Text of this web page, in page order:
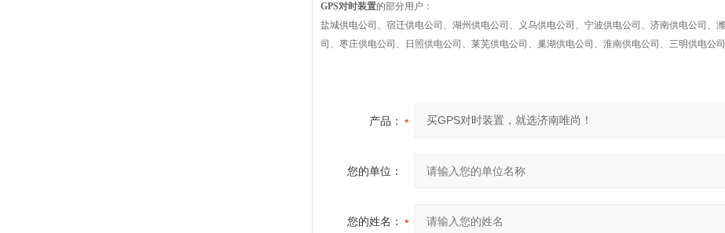
GPS对时装置的部分用户：
盐城供电公司、宿迁供电公司、湖州供电公司、义乌供电公司、宁波供电公司、济南供电公司、
司、枣庄供电公司、日照供电公司、莱芜供电公司、巢湖供电公司、淮南供电公司、三明供电公司
产品：
您的单位：
您的姓名：